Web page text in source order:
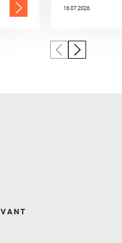
16.07.2026